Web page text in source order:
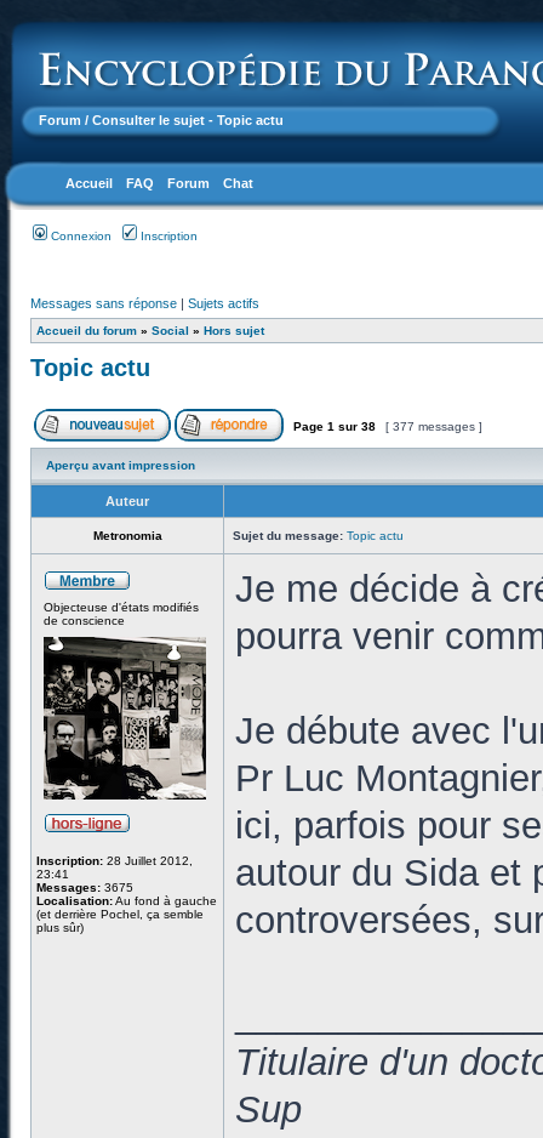
Forum / Consulter le sujet - Topic actu
Accueil FAQ Forum Chat
Connexion Inscription
Messages sans réponse | Sujets actifs
Accueil du forum » Social » Hors sujet
Topic actu
Page 1 sur 38 [ 377 messages ]
Aperçu avant impression
Auteur
Metronomia Sujet du message: Topic actu
Objecteuse d'états modifiés
de conscience
Inscription: 28 Juillet 2012,
23:41
Messages: 3675
Localisation:Au fond à gauche
(et derrière Pochel, ça semble
plus sûr)
Je me décide à
pourra venir
Je débute avec
Pr Luc
ici, parfois pour
autour du Sida et
controversées,
Titulaire d'un
Sup